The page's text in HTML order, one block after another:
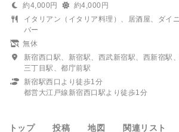
約4,000円
約4,000円
イタリアン（イタリア料理）、居酒屋、ダイ
バー
無休
新宿西口駅、新宿駅、西武新宿駅、西新宿駅
三丁目駅、都庁前駅
新宿駅西口より徒歩1分
都営大江戸線新宿西口駅より徒歩1分
トップ 投稿 地図 関連リスト